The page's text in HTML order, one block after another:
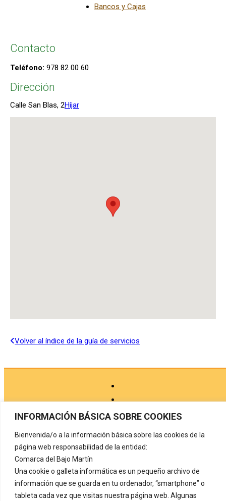
INFORMACIÓN BÁSICA SOBRE COOKIES
Bienvenida/o a la información básica sobre las cookies de la
página web responsabilidad de la entidad:
Comarca del Bajo Martín
Una cookie o galleta informática es un pequeño archivo de
información que se guarda en tu ordenador, “smartphone” o
tableta cada vez que visitas nuestra página web. Algunas
Bancos y Cajas
Contacto
Teléfono: 978 82 00 60
Dirección
Calle San Blas, 2Híjar
Volver al índice de la guía de servicios
Aviso legal
Protección de datos
Política de cookies